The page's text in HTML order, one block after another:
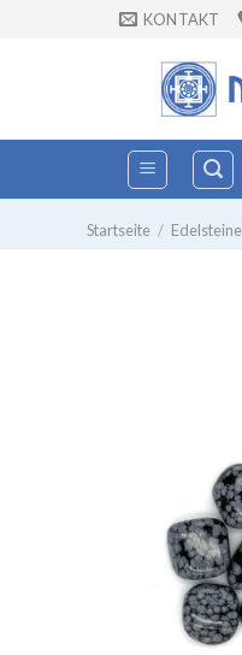
KONTAKT
Startseite /